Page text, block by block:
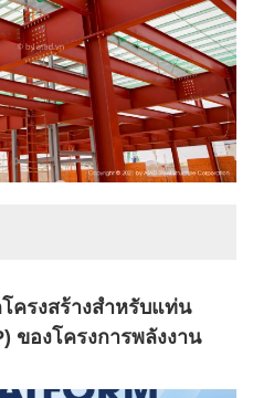
ครงสร้างสำหรับแท่น
ของโครงการพลังงาน